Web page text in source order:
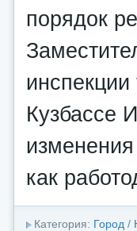
порядок
Кузбассе
как
Категория: Город /